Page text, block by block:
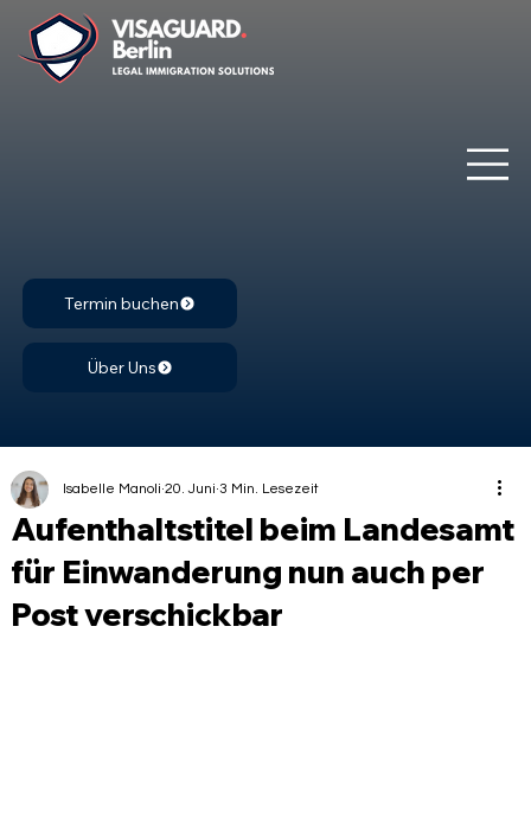
Termin buchen
Über Uns
Aufenthaltstitel beim Landesamt
für Einwanderung nun auch per
Post verschickbar
Isabelle Manoli 20. Juni 3 Min. Lesezeit